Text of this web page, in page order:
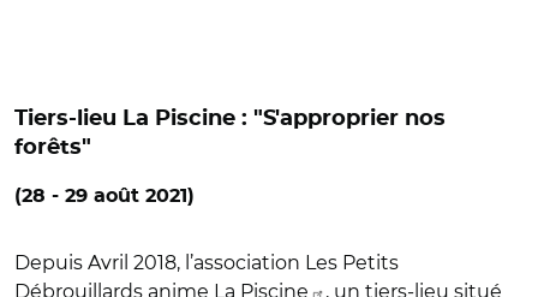
Tiers-lieu La Piscine : "S'approprier nos
forêts"
(28 - 29 août 2021)
Depuis Avril 2018, l’association Les Petits
Débrouillards anime La Piscine
, un tiers-lieu situé